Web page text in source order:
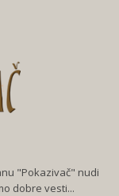
"Pokazivač" nudi
dobre vesti...